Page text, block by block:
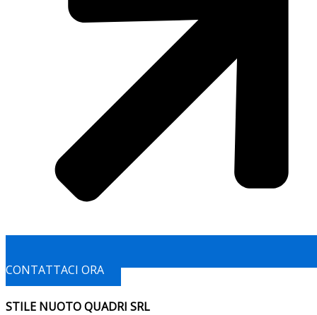
CONTATTACI ORA
STILE NUOTO QUADRI SRL